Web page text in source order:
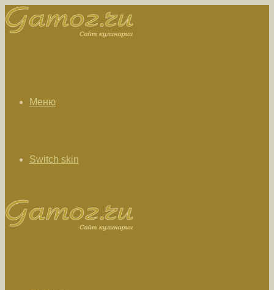
Меню
Switch skin